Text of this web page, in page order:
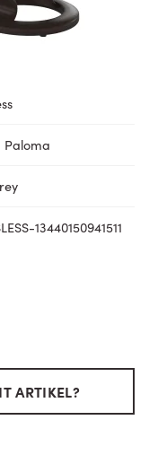
Paloma
13440150941511
ARTIKEL?